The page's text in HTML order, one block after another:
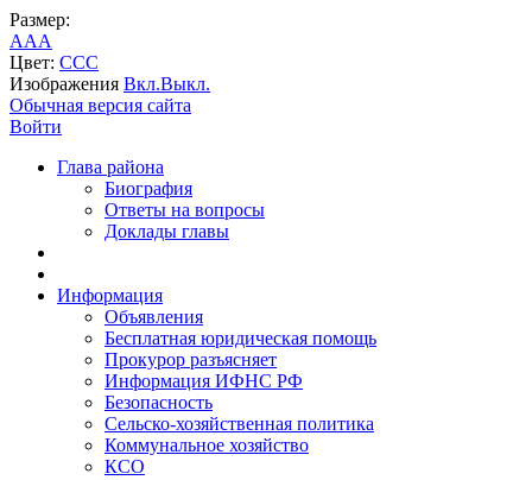
Размер:
AAA
Цвет: CCC
Изображения Вкл.Выкл.
Обычная версия сайта
Войти
Глава района
Биография
Ответы на вопросы
Доклады главы
Информация
Объявления
Бесплатная юридическая помощь
Прокурор разъясняет
Информация ИФНС РФ
Безопасность
Сельско-хозяйственная политика
Коммунальное хозяйство
КСО